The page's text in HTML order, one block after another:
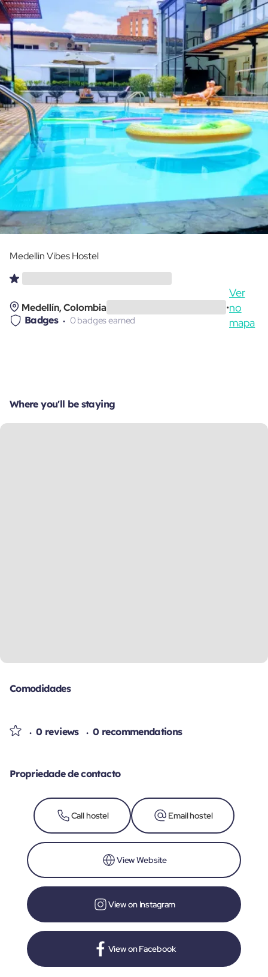
Medellin Vibes Hostel
Medellín, Colombia •
Ver
no
mapa
Badges 0 badges earned
Where you'll be staying
Comodidades
0 reviews 0 recommendations
Propriedade de contacto
Call hostel Email hostel
View Website
View on Instagram
View on Facebook